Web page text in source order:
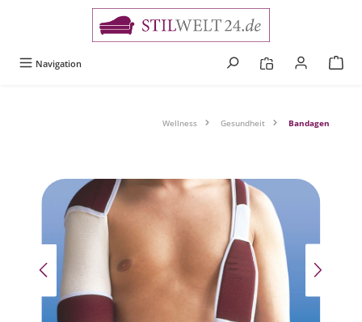
Navigation
Wellness Gesundheit Bandagen
Bildergalerie überspringen